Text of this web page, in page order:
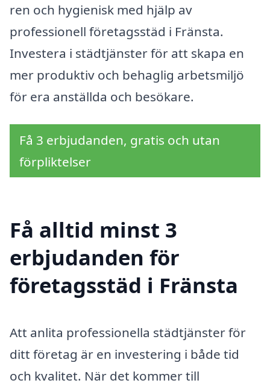
ren och hygienisk med hjälp av
professionell företagsstäd i Fränsta.
Investera i städtjänster för att skapa en
mer produktiv och behaglig arbetsmiljö
för era anställda och besökare.
Få 3 erbjudanden, gratis och utan
förpliktelser
Få alltid minst 3
erbjudanden för
företagsstäd i Fränsta
Att anlita professionella städtjänster för
ditt företag är en investering i både tid
och kvalitet. När det kommer till